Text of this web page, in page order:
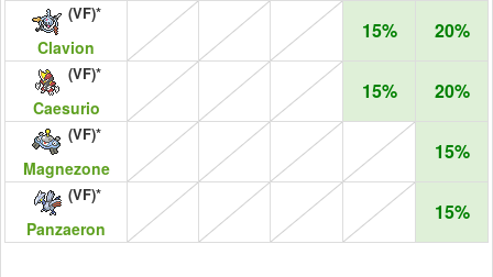
(VF)*
Clavion
15% 20%
(VF)*
Caesurio
15% 20%
(VF)*
Magnezone
15%
(VF)*
Panzaeron
15%